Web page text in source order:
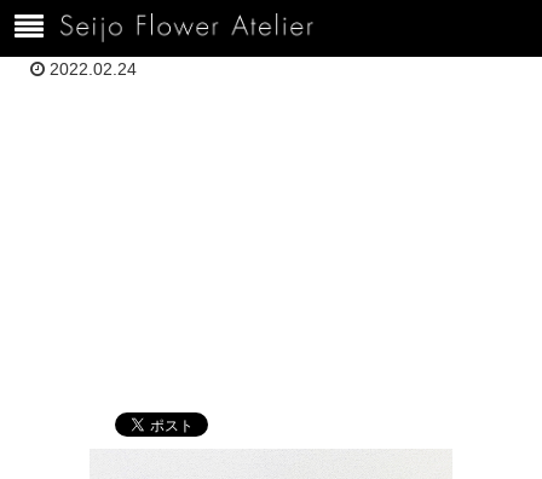
ホーム 2月-Zoomレッスン作品 h4502.22山口るさんBefore
2022.02.24